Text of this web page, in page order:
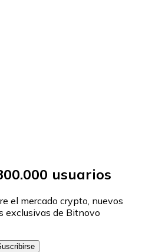
usuarios
el mercado crypto, nuevos
exclusivas de Bitnovo